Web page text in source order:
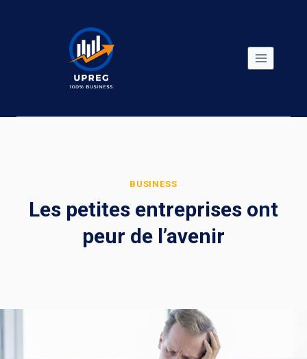
BUSINESS
Les petites entreprises ont
peur de l’avenir